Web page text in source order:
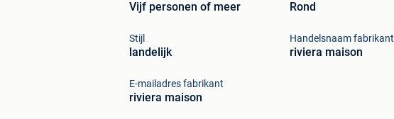
Vijf personen of meer Rond
Stijl
landelijk
Handelsnaam fabrikant
riviera maison
E-mailadres fabrikant
riviera maison